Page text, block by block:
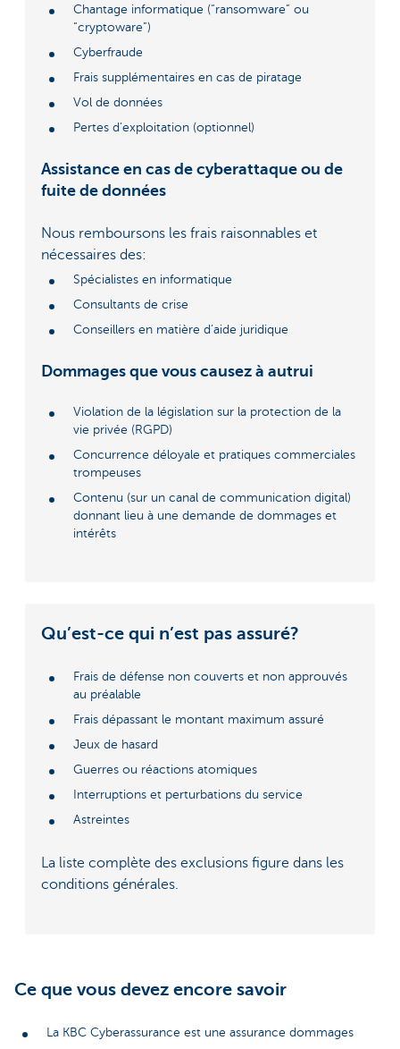
Chantage informatique (“ransomware” ou
“cryptoware”)
Cyberfraude
Frais supplémentaires en cas de piratage
Vol de données
Pertes d’exploitation (optionnel)
Assistance en cas de cyberattaque ou de
fuite de données
Nous remboursons les frais raisonnables et
nécessaires des:
Spécialistes en informatique
Consultants de crise
Conseillers en matière d’aide juridique
Dommages que vous causez à autrui
Violation de la législation sur la protection de la
vie privée (RGPD)
Concurrence déloyale et pratiques commerciales
trompeuses
Contenu (sur un canal de communication digital)
donnant lieu à une demande de dommages et
intérêts
Qu’est-ce qui n’est pas assuré?
Frais de défense non couverts et non approuvés
au préalable
Frais dépassant le montant maximum assuré
Jeux de hasard
Guerres ou réactions atomiques
Interruptions et perturbations du service
Astreintes
La liste complète des exclusions figure dans les
conditions générales.
Ce que vous devez encore savoir
La KBC Cyberassurance est une assurance dommages